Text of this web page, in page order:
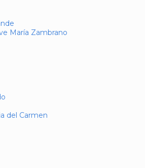
María Zambrano
del Carmen